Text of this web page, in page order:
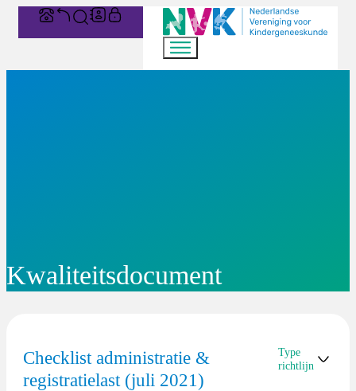
Kwaliteitsdocument
Checklist administratie &
registratielast (juli 2021)
Type
richtlijn